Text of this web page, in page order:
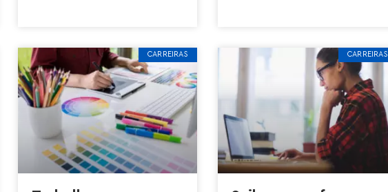
CARREIRAS CARREIRAS